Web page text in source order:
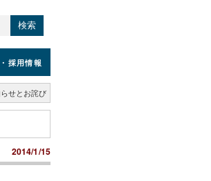
検索
・採用情報
せとお詫び
2014/1/15